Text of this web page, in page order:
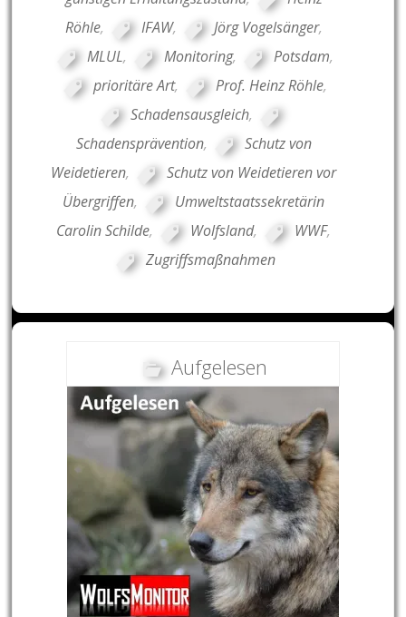
Röhle, IFAW, Jörg Vogelsänger,
MLUL, Monitoring, Potsdam,
prioritäre Art, Prof. Heinz Röhle,
Schadensausgleich,
Schadensprävention,
Schutz von
Weidetieren,
Schutz von Weidetieren vor
Übergriffen,
Umweltstaatssekretärin
Carolin Schilde, Wolfsland, WWF,
Zugriffsmaßnahmen
Aufgelesen